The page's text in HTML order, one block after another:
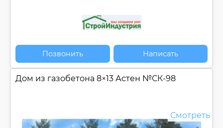
Позвонить Написать
Дом из газобетона 8×13 Астен №СК-98
Смотреть